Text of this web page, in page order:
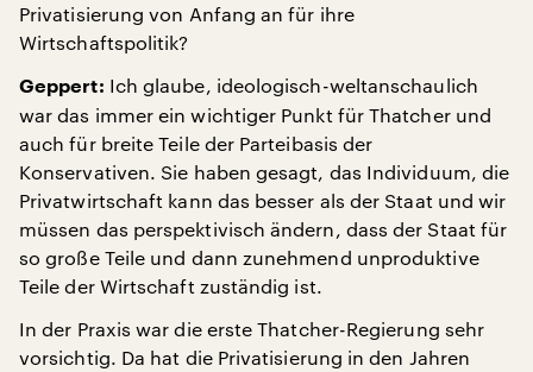
Privatisierung von Anfang an für ihre
Wirtschaftspolitik?
Geppert: Ich glaube, ideologisch-weltanschaulich
war das immer ein wichtiger Punkt für Thatcher und
auch für breite Teile der Parteibasis der
Konservativen. Sie haben gesagt, das Individuum, die
Privatwirtschaft kann das besser als der Staat und wir
müssen das perspektivisch ändern, dass der Staat für
so große Teile und dann zunehmend unproduktive
Teile der Wirtschaft zuständig ist.
In der Praxis war die erste Thatcher-Regierung sehr
vorsichtig. Da hat die Privatisierung in den Jahren